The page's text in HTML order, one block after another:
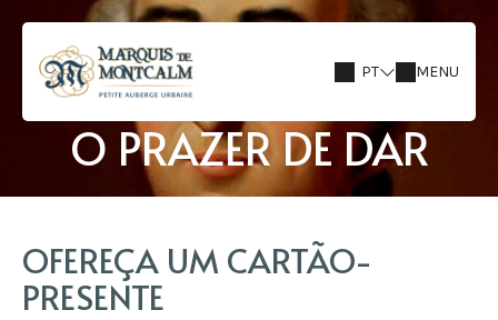
PT MENU
O PRAZER DE DAR
OFEREÇA UM CARTÃO-
PRESENTE